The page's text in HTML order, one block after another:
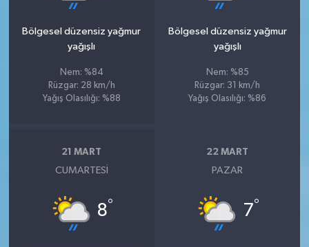
Bölgesel düzensiz yağmur
yağışlı
Nem: %84
Rüzgar: 28 km/h
Yağış Olasılığı: %88
Bölgesel düzensiz yağmur
yağışlı
Nem: %85
Rüzgar: 31 km/h
Yağış Olasılığı: %86
21 MART
CUMARTESI
8°
22 MART
PAZAR
7°